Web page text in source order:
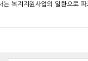
는 복지지원사업의 일환으로